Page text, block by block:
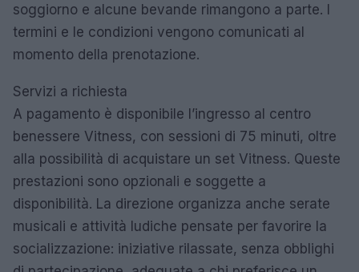
soggiorno e alcune bevande rimangono a parte. I
termini e le condizioni vengono comunicati al
momento della prenotazione.
Servizi a richiesta
A pagamento è disponibile l’ingresso al centro
benessere Vitness, con sessioni di 75 minuti, oltre
alla possibilità di acquistare un set Vitness. Queste
prestazioni sono opzionali e soggette a
disponibilità. La direzione organizza anche serate
musicali e attività ludiche pensate per favorire la
socializzazione: iniziative rilassate, senza obblighi